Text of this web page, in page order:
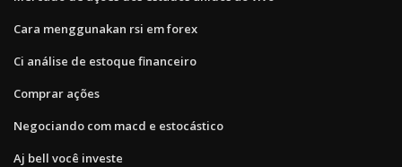
Cara menggunakan rsi em forex
Ci análise de estoque financeiro
Comprar ações
Negociando com macd e estocástico
Aj bell você investe